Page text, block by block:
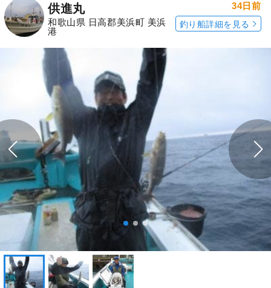
供進丸
和歌山県 日高郡美浜町 美浜
港
34日前
釣り船詳細を見る